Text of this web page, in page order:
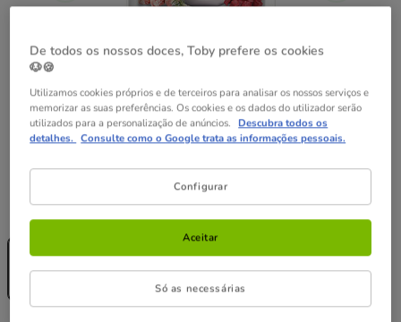
Peso:400 g
400 g
4.49€
De todos os nossos doces, Toby prefere os cookies
🐶🍪
Utilizamos cookies próprios e de terceiros para analisar os nossos serviços e
memorizar as suas preferências. Os cookies e os dados do utilizador serão
utilizados para a personalização de anúncios. Descubra todos os
detalhes. Consulte como o Google trata as informações pessoais.
Configurar
Só as necessárias
Aceitar